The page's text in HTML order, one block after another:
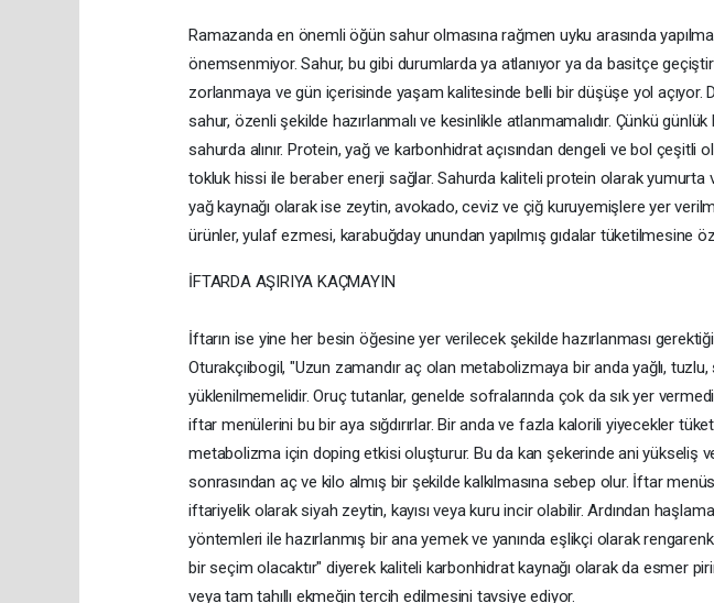
Ramazanda en önemli öğün sahur olmasına rağmen uyku arasında
önemsenmiyor. Sahur, bu gibi durumlarda ya atlanıyor ya da basitçe
zorlanmaya ve gün içerisinde yaşam kalitesinde belli bir düşüşe yol açıyor.
sahur, özenli şekilde hazırlanmalı ve kesinlikle atlanmamalıdır. Çünkü
sahurda alınır. Protein, yağ ve karbonhidrat açısından dengeli ve bol çeşitli
tokluk hissi ile beraber enerji sağlar. Sahurda kaliteli protein olarak yumurta
yağ kaynağı olarak ise zeytin, avokado, ceviz ve çiğ kuruyemişlere yer
ürünler, yulaf ezmesi, karabuğday unundan yapılmış gıdalar tüketilmesine
İFTARDA AŞIRIYA KAÇMAYIN
İftarın ise yine her besin öğesine yer verilecek şekilde hazırlanması
Oturakçıibogil, "Uzun zamandır aç olan metabolizmaya bir anda yağlı,
yüklenilmemelidir. Oruç tutanlar, genelde sofralarında çok da sık yer
iftar menülerini bu bir aya sığdırırlar. Bir anda ve fazla kalorili yiyecekler
metabolizma için doping etkisi oluşturur. Bu da kan şekerinde ani yükseliş
sonrasından aç ve kilo almış bir şekilde kalkılmasına sebep olur. İftar
iftariyelik olarak siyah zeytin, kayısı veya kuru incir olabilir. Ardından
yöntemleri ile hazırlanmış bir ana yemek ve yanında eşlikçi olarak
bir seçim olacaktır" diyerek kaliteli karbonhidrat kaynağı olarak da esmer
veya tam tahıllı ekmeğin tercih edilmesini tavsiye ediyor.